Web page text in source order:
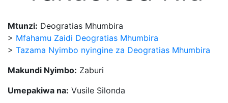
Mtunzi: Deogratias Mhumbira
> Mfahamu Zaidi Deogratias Mhumbira
> Tazama Nyimbo nyingine za Deogratias Mhumbira
Makundi Nyimbo: Zaburi
Umepakiwa na: Vusile Silonda